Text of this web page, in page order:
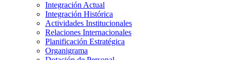
Integración Actual
Integración Histórica
Actividades Institucionales
Relaciones Internacionales
Planificación Estratégica
Organigrama